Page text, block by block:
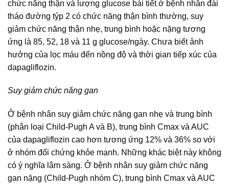
chức năng thận và lượng glucose bài tiết ở bệnh nhân đái
tháo đường týp 2 có chức năng thận bình thường, suy
giảm chức năng thận nhẹ, trung bình hoặc nặng tương
ứng là 85, 52, 18 và 11 g glucose/ngày. Chưa biết ảnh
hưởng của lọc máu đến nồng độ và thời gian tiếp xúc của
dapagliflozin.
Suy giảm chức năng gan
Ở bệnh nhân suy giảm chức năng gan nhẹ và trung bình
(phân loại Child-Pugh A và B), trung bình Cmax và AUC
của dapagliflozin cao hơn tương ứng 12% và 36% so với
ở nhóm đối chứng khỏe mạnh. Những khác biệt này không
có ý nghĩa lâm sàng. Ở bệnh nhân suy giảm chức năng
gan nặng (Child-Pugh nhóm C), trung bình Cmax và AUC